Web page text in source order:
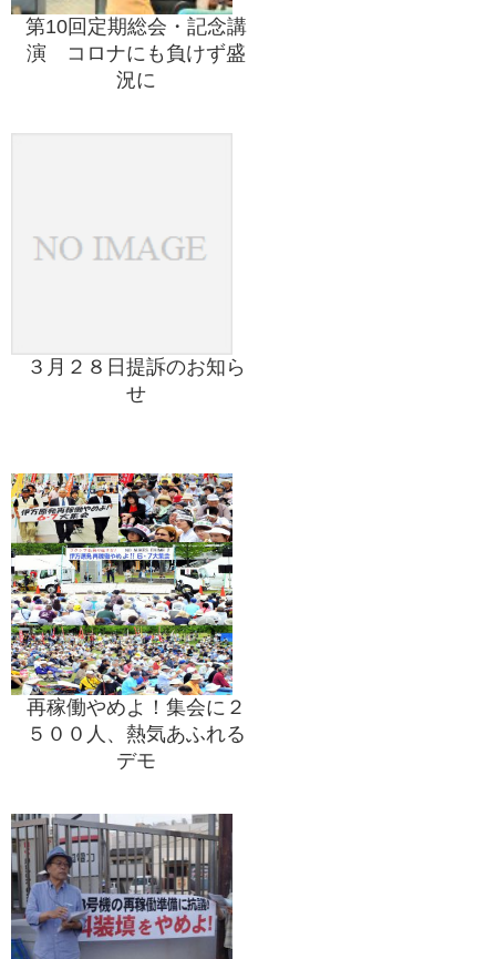
第10回定期総会・記念講
演 コロナにも負けず盛
況に
３月２８日提訴のお知ら
せ
再稼働やめよ！集会に２
５００人、熱気あふれる
デモ